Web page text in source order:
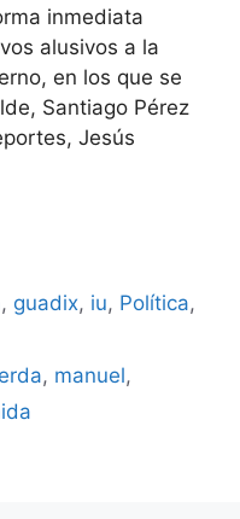
inmediata
alusivos a la
en los que se
Santiago Pérez
Jesús
, guadix, iu, Política,
, manuel,